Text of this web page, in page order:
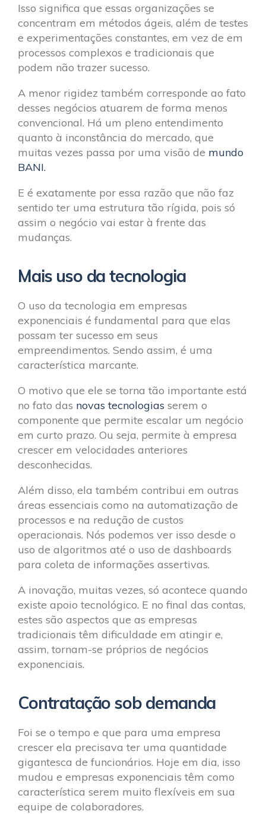
Isso significa que essas organizações se
concentram em métodos ágeis, além de testes
e experimentações constantes, em vez de em
processos complexos e tradicionais que
podem não trazer sucesso.
A menor rigidez também corresponde ao fato
desses negócios atuarem de forma menos
convencional. Há um pleno entendimento
quanto à inconstância do mercado, que
muitas vezes passa por uma visão de mundo
BANI.
E é exatamente por essa razão que não faz
sentido ter uma estrutura tão rígida, pois só
assim o negócio vai estar à frente das
mudanças.
Mais uso da tecnologia
O uso da tecnologia em empresas
exponenciais é fundamental para que elas
possam ter sucesso em seus
empreendimentos. Sendo assim, é uma
característica marcante.
O motivo que ele se torna tão importante está
no fato das novas tecnologias serem o
componente que permite escalar um negócio
em curto prazo. Ou seja, permite à empresa
crescer em velocidades anteriores
desconhecidas.
Além disso, ela também contribui em outras
áreas essenciais como na automatização de
processos e na redução de custos
operacionais. Nós podemos ver isso desde o
uso de algoritmos até o uso de dashboards
para coleta de informações assertivas.
A inovação, muitas vezes, só acontece quando
existe apoio tecnológico. E no final das contas,
estes são aspectos que as empresas
tradicionais têm dificuldade em atingir e,
assim, tornam-se próprios de negócios
exponenciais.
Contratação sob demanda
Foi se o tempo e que para uma empresa
crescer ela precisava ter uma quantidade
gigantesca de funcionários. Hoje em dia, isso
mudou e empresas exponenciais têm como
característica serem muito flexíveis em sua
equipe de colaboradores.